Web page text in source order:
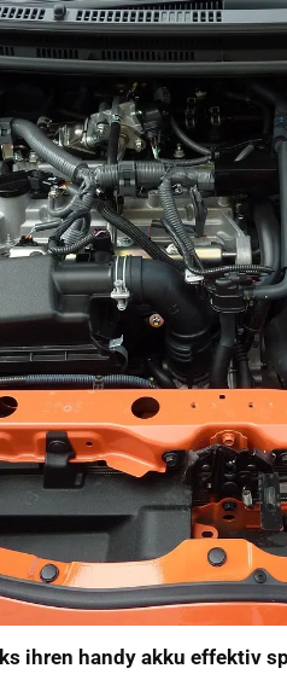
ihren handy akku effektiv